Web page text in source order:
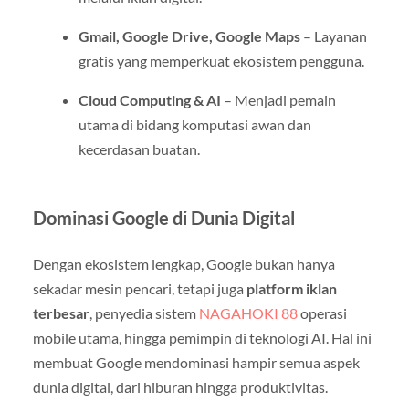
Gmail, Google Drive, Google Maps– Layanan
gratis yang memperkuat ekosistem pengguna.
Cloud Computing & AI – Menjadi pemain
utama di bidang komputasi awan dan
kecerdasan buatan.
Dominasi Google di Dunia Digital
Dengan ekosistem lengkap, Google bukan hanya
sekadar mesin pencari, tetapi juga platform iklan
terbesar, penyedia sistem NAGAHOKI 88operasi
mobile utama, hingga pemimpin di teknologi AI. Hal ini
membuat Google mendominasi hampir semua aspek
dunia digital, dari hiburan hingga produktivitas.